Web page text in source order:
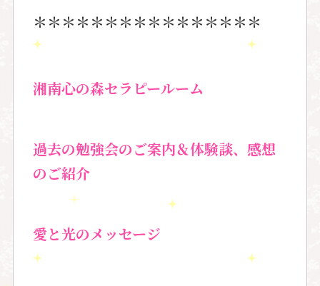
＊＊＊＊＊＊＊＊＊＊＊＊＊＊＊＊
湘南心の森セラピールーム
過去の勉強会のご案内＆体験談、感想
のご紹介
愛と光のメッセージ